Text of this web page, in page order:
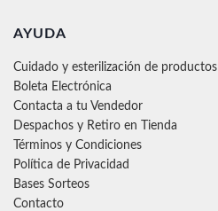
AYUDA
Cuidado y esterilización de productos
Boleta Electrónica
Contacta a tu Vendedor
Despachos y Retiro en Tienda
Términos y Condiciones
Política de Privacidad
Bases Sorteos
Contacto